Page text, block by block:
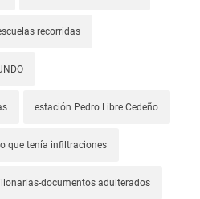
recorridas
estación Pedro Libre Cedeño
que tenía infiltraciones
documentos adulterados